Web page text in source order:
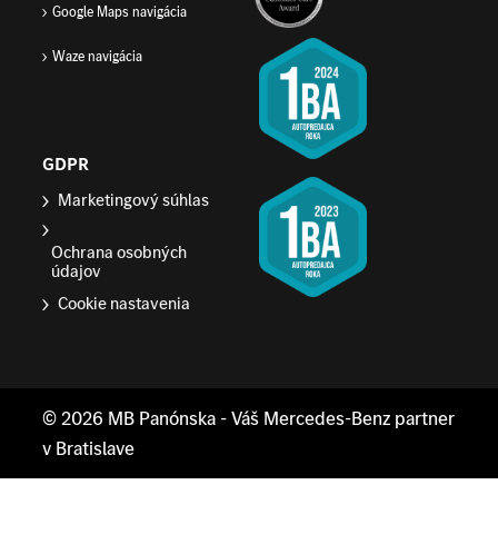
Google Maps navigácia
Waze navigácia
GDPR
Marketingový súhlas
Ochrana osobných
údajov
Cookie nastavenia
© 2026 MB Panónska- Váš Mercedes-Benz partner
v Bratislave